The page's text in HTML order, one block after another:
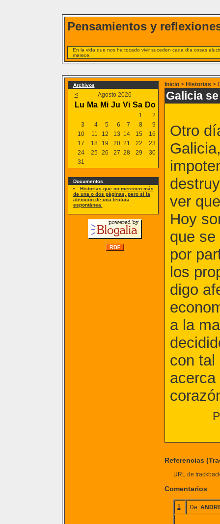
Pensamientos y
En la vida que nos ha tocado vivir suceden cada día cosas
merece.
Archivos
< Agosto 2026
Lu Ma Mi Ju Vi Sa Do
1
2
3
4 5 6 7 8
9
10
11 12 13 14 15
16
17
18 19 20 21 22
23
24
25 26 27 28 29
30
31
Documentos
Historias que no merecen más
de una o dos páginas, pero sí la
atención de una lectura
espontánea.
Inicio> Historias >
Galicia
Otro
ver
Hoy
que
por
los
digo
a la
con tal
Referencias
URL de
Comentarios
1 De: